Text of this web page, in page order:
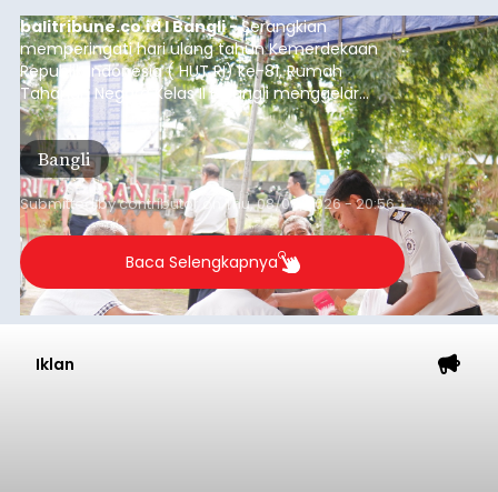
balitribune.co.id I Bangli -Serangkian
memperingati hari ulang tahun Kemerdekaan
Republik Indonesia ( HUT RI) ke-81, Rumah
Tahanan Negara Kelas II B Bangli menggelar
kegiatan pemeriksaan kesehatan gratis, Rabu
(6/8/2026).
Bangli
Submitted bycontributor Thu, 08/06/2026 - 20:56
Baca Selengkapnya
Iklan